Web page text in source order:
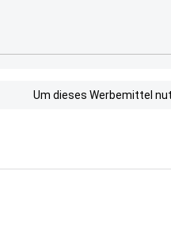
Um dieses Werbemittel